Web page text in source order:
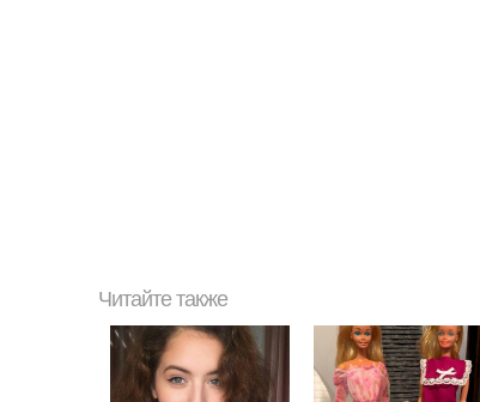
Читайте также